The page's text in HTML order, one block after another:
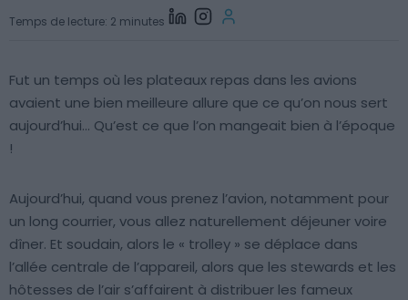
Temps de lecture: 2 minutes
Fut un temps où les plateaux repas dans les avions
avaient une bien meilleure allure que ce qu’on nous sert
aujourd’hui… Qu’est ce que l’on mangeait bien à l’époque
!
Aujourd’hui, quand vous prenez l’avion, notamment pour
un long courrier, vous allez naturellement déjeuner voire
dîner. Et soudain, alors le « trolley » se déplace dans
l’allée centrale de l’appareil, alors que les stewards et les
hôtesses de l’air s’affairent à distribuer les fameux